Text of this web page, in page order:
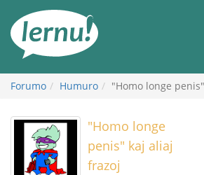
enhavo
Forumo Humuro "Homo longe
"Homo longe
penis" kaj aliaj
frazoj